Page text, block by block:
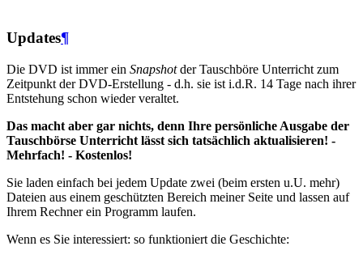
Updates¶
Die DVD ist immer ein Snapshotder Tauschböre Unterricht zum
Zeitpunkt der DVD-Erstellung - d.h. sie ist i.d.R. 14 Tage nach ihrer
Entstehung schon wieder veraltet.
Das macht aber gar nichts, denn Ihre persönliche Ausgabe der
Tauschbörse Unterricht lässt sich tatsächlich aktualisieren! -
Mehrfach! - Kostenlos!
Sie laden einfach bei jedem Update zwei (beim ersten u.U. mehr)
Dateien aus einem geschützten Bereich meiner Seite und lassen auf
Ihrem Rechner ein Programm laufen.
Wenn es Sie interessiert: so funktioniert die Geschichte: